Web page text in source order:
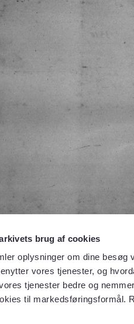
brug af cookies
oplysninger om dine
vores tjenester, og
tjenester bedre og
til markedsføringsformål.